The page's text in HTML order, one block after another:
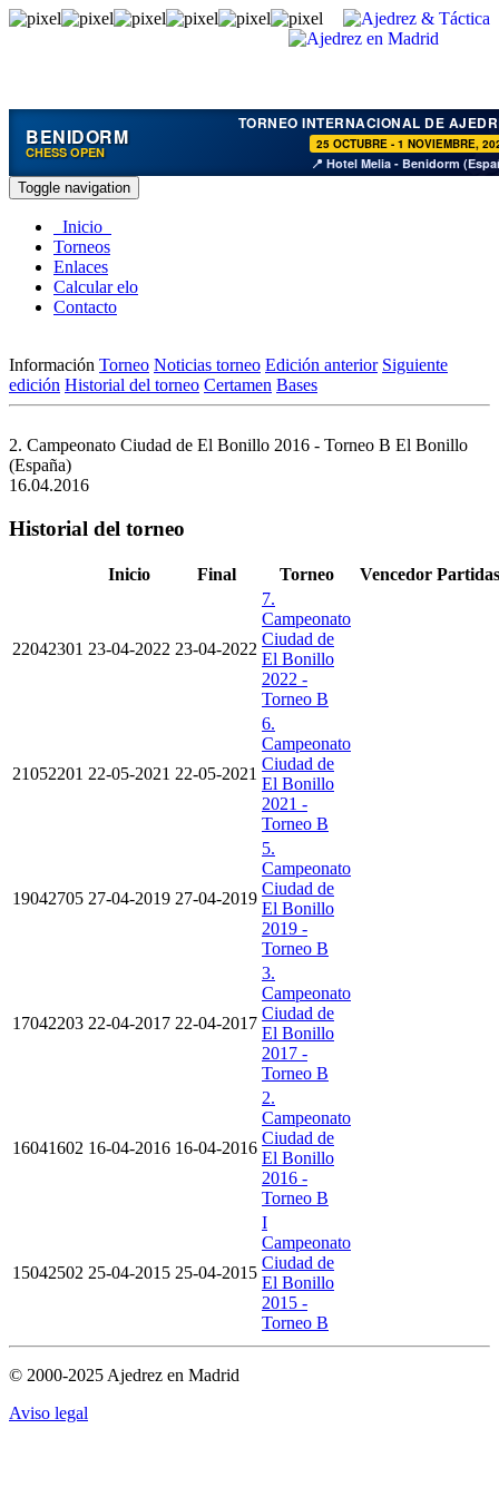
BENIDORM
CHESS OPEN
TORNEO INTERNACIONAL DE
25 OCTUBRE - 1 NOVIEMBRE,
📍 Hotel Melia - Benidorm
Toggle navigation
Inicio
Torneos
Enlaces
Calcular elo
Contacto
Información Torneo Noticias torneo Edición anterior Siguiente
edición Historial del torneo Certamen Bases
2. Campeonato Ciudad de El Bonillo 2016 - Torneo B El Bonillo
(España)
16.04.2016
Historial del torneo
Inicio Final Torneo Vencedor Partidas
22042301 23-04-2022 23-04-2022
7.
Campeonato
Ciudad de
El Bonillo
2022 -
Torneo B
21052201 22-05-2021 22-05-2021
6.
Campeonato
Ciudad de
El Bonillo
2021 -
Torneo B
19042705 27-04-2019 27-04-2019
5.
Campeonato
Ciudad de
El Bonillo
2019 -
Torneo B
17042203 22-04-2017 22-04-2017
3.
Campeonato
Ciudad de
El Bonillo
2017 -
Torneo B
16041602 16-04-2016 16-04-2016
2.
Campeonato
Ciudad de
El Bonillo
2016 -
Torneo B
15042502 25-04-2015 25-04-2015
I
Campeonato
Ciudad de
El Bonillo
2015 -
Torneo B
© 2000-2025 Ajedrez en Madrid
Aviso legal